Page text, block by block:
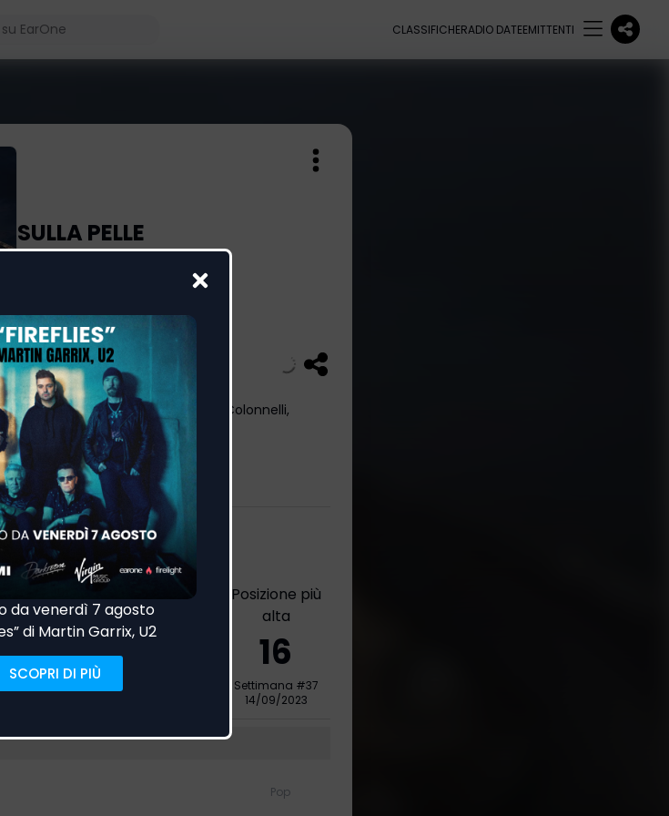
CLASSIFICHERADIO DATEEMITTENTI
SULLA PELLE
Irama,Rkomi
Pasutto, Giulio Nenna, Giuseppe Colonnelli,
Odoguardi
Airplay
Differenza
-
Settimane in
classifica
19
Posizione più
alta
16
Settimana #37
14/09/2023
Pop